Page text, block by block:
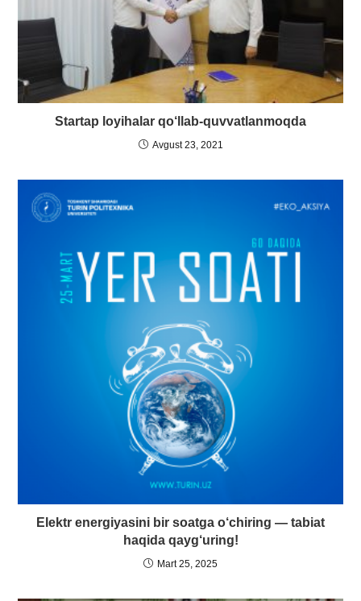
Startap loyihalar qo‘llab-quvvatlanmoqda
Avgust 23, 2021
Elektr energiyasini bir soatga o‘chiring — tabiat
haqida qayg‘uring!
Mart 25, 2025